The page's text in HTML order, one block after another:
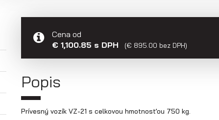
Cena od
€ 1,100.85 s DPH
(€ 895.00 bez DPH)
Popis
Prívesný vozík VZ-21 s celkovou hmotnosťou 750 kg.